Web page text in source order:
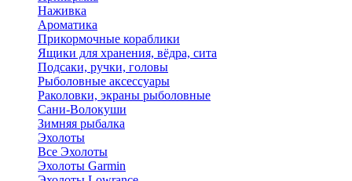
Наживка
Ароматика
Прикормочные кораблики
Ящики для хранения, вёдра, сита
Подсаки, ручки, головы
Рыболовные аксессуары
Раколовки, экраны рыболовные
Сани-Волокуши
Зимняя рыбалка
Эхолоты
Все Эхолоты
Эхолоты Garmin